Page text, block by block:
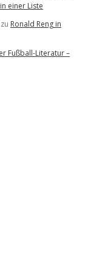
einer Liste
zu Ronald Reng in
Fußball-Literatur –